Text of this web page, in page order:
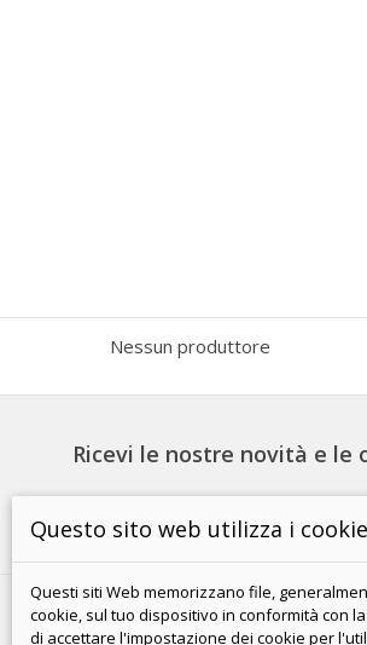
Nessun produttore
Ricevi le nostre novità e le
PRODOTTI
Questo sito web utilizza i cookie
Questi siti Web memorizzano file,
cookie, sul tuo dispositivo in conformità con
di accettare l'impostazione dei cookie per